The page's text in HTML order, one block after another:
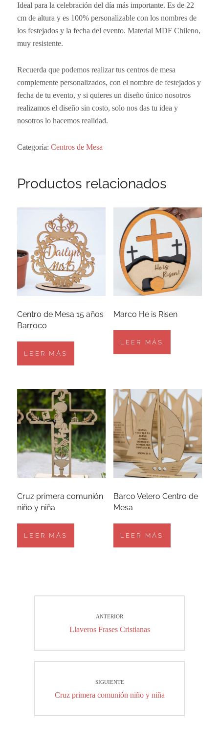
Ideal para la celebración del día más importante. Es de 22
cm de altura y es 100% personalizable con los nombres de
los festejados y la fecha del evento. Material MDF Chileno,
muy resistente.
Recuerda que podemos realizar tus centros de mesa
complemente personalizados, con el nombre de festejados y
fecha de tu evento, y si quieres un diseño único nosotros
realizamos el diseño sin costo, solo nos das tu idea y
nosotros lo hacemos realidad.
Categoría: Centros de Mesa
Productos relacionados
Centro de Mesa 15 años
Barroco
LEER MÁS
Marco He is Risen
LEER MÁS
Cruz primera comunión
niño y niña
LEER MÁS
Barco Velero Centro de
Mesa
LEER MÁS
ANTERIOR
Entrada
Llaveros Frases Cristianas
SIGUIENTE
Entrada
Cruz primera comunión niño y niña